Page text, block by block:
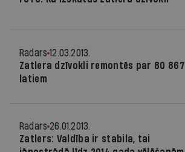
Radars 12.03.2013.
Zatlera dzīvokli remontēs par 80 867
latiem
Radars 26.01.2013.
Zatlers: Valdība ir stabila, tai